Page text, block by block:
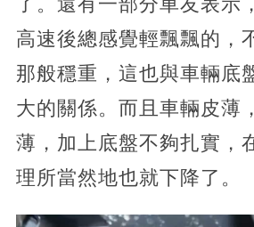
高速後總感覺輕飄飄的，
那般穩重，這也與車輛底
大的關係。而且車輛皮薄
薄，加上底盤不夠扎實，
理所當然地也就下降了。